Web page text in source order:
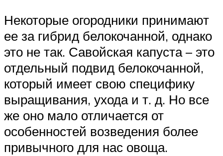
Некоторые огородники принимают
ее за гибрид белокочанной, однако
это не так. Савойская капуста – это
отдельный подвид белокочанной,
который имеет свою специфику
выращивания, ухода и т. д. Но все
же оно мало отличается от
особенностей возведения более
привычного для нас овоща.